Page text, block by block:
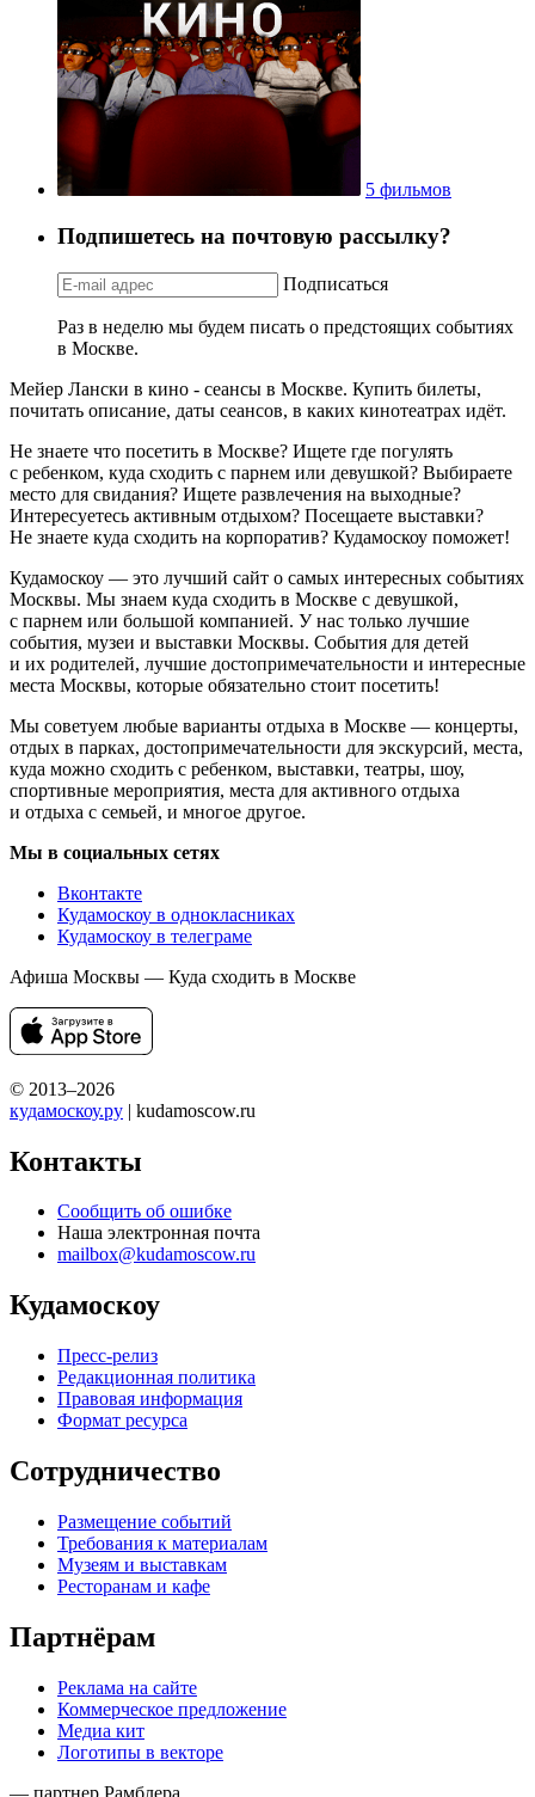
5 фильмов
Подпишетесь на почтовую рассылку?
Подписаться
Раз в неделю мы будем писать о предстоящих событиях
в Москве.
Мейер Лански в кино - сеансы в Москве. Купить билеты,
почитать описание, даты сеансов, в каких кинотеатрах идёт.
Не знаете что посетить в Москве? Ищете где погулять
с ребенком, куда сходить с парнем или девушкой? Выбираете
место для свидания? Ищете развлечения на выходные?
Интересуетесь активным отдыхом? Посещаете выставки?
Не знаете куда сходить на корпоратив? Кудамоскоу поможет!
Кудамоскоу — это лучший сайт о самых интересных событиях
Москвы. Мы знаем куда сходить в Москве с девушкой,
с парнем или большой компанией. У нас только лучшие
события, музеи и выставки Москвы. События для детей
и их родителей, лучшие достопримечательности и интересные
места Москвы, которые обязательно стоит посетить!
Мы советуем любые варианты отдыха в Москве — концерты,
отдых в парках, достопримечательности для экскурсий, места,
куда можно сходить с ребенком, выставки, театры, шоу,
спортивные мероприятия, места для активного отдыха
и отдыха с семьей, и многое другое.
Мы в социальных сетях
Вконтакте
Кудамоскоу в однокласниках
Кудамоскоу в телеграме
Афиша Москвы — Куда сходить в Москве
© 2013–2026
кудамоскоу.ру | kudamoscow.ru
Контакты
Сообщить об ошибке
Наша электронная почта
mailbox@kudamoscow.ru
Кудамоскоу
Пресс-релиз
Редакционная политика
Правовая информация
Формат ресурса
Сотрудничество
Размещение событий
Требования к материалам
Музеям и выставкам
Ресторанам и кафе
Партнёрам
Реклама на сайте
Коммерческое предложение
Медиа кит
Логотипы в векторе
— партнер Рамблера